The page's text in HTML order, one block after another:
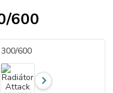
600